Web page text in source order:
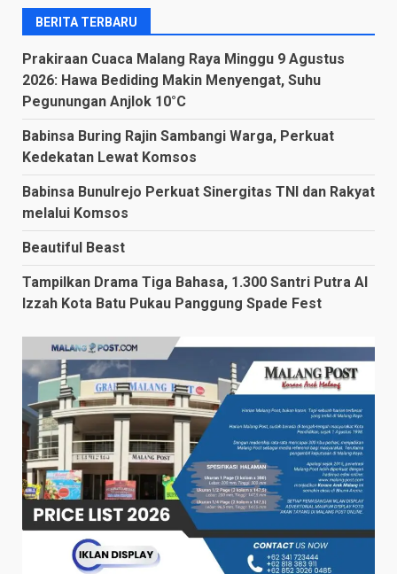
BERITA TERBARU
Prakiraan Cuaca Malang Raya Minggu 9 Agustus
2026: Hawa Bediding Makin Menyengat, Suhu
Pegunungan Anjlok 10°C
Babinsa Buring Rajin Sambangi Warga, Perkuat
Kedekatan Lewat Komsos
Babinsa Bunulrejo Perkuat Sinergitas TNI dan Rakyat
melalui Komsos
Beautiful Beast
Tampilkan Drama Tiga Bahasa, 1.300 Santri Putra Al
Izzah Kota Batu Pukau Panggung Spade Fest